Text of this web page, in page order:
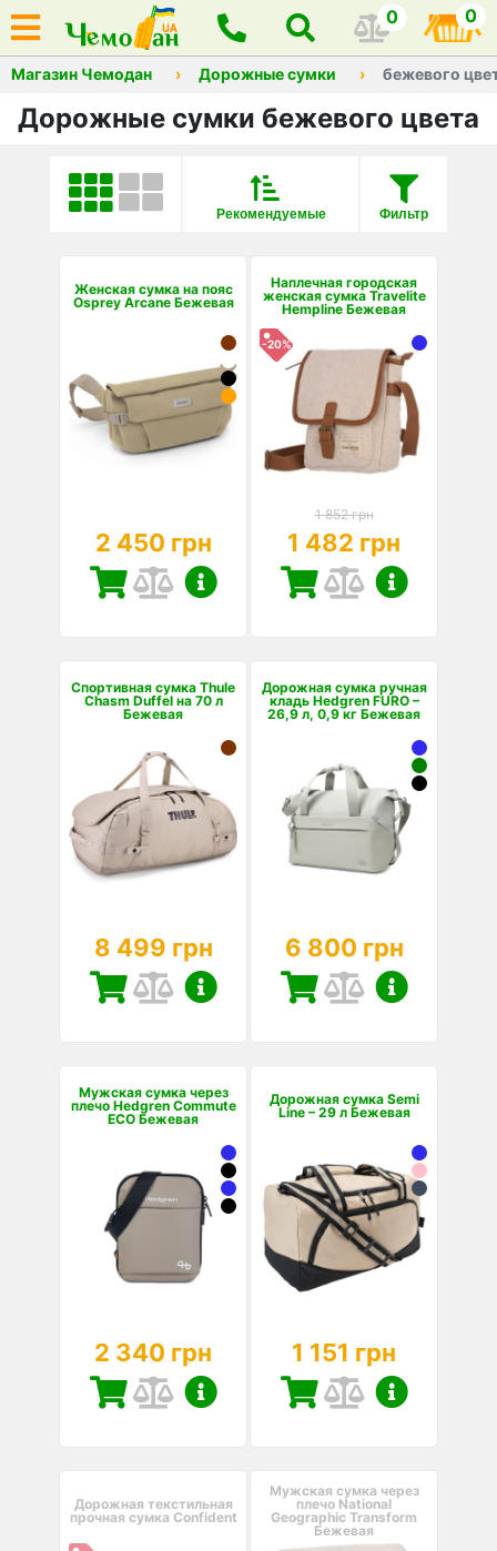
0 0
Магазин Чемодан Дорожные сумки бежевого
Дорожные сумки бежевого цвета
Фильтр
Рекомендуемые
Женская сумка на пояс
Osprey Arcane Бежевая
2 450 грн
Наплечная городская
женская сумка Travelite
Hempline Бежевая
-20%
1 852 грн
1 482 грн
Спортивная сумка Thule
Chasm Duffel на 70 л
Бежевая
8 499 грн
Дорожная сумка ручная
кладь Hedgren FURO –
26,9 л, 0,9 кг Бежевая
6 800 грн
Мужская сумка через
плечо Hedgren Commute
ECO Бежевая
2 340 грн
Дорожная сумка Semi
Line – 29 л Бежевая
1 151 грн
Дорожная текстильная
прочная сумка Confident
Мужская сумка через
плечо National
Geographic Transform
Бежевая